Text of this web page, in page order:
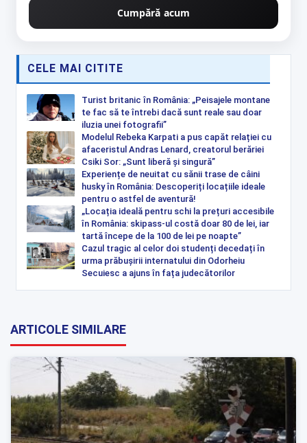
Cumpără acum
CELE MAI CITITE
Turist britanic în România: „Peisajele montane
te fac să te întrebi dacă sunt reale sau doar
iluzia unei fotografii”
Modelul Rebeka Karpati a pus capăt relației cu
afaceristul Andras Lenard, creatorul berăriei
Csiki Sor: „Sunt liberă și singură”
Experiențe de neuitat cu sănii trase de câini
husky în România: Descoperiți locațiile ideale
pentru o astfel de aventură!
„Locația ideală pentru schi la prețuri accesibile
în România: skipass-ul costă doar 80 de lei, iar
tartă începe de la 100 de lei pe noapte”
Cazul tragic al celor doi studenți decedați în
urma prăbușirii internatului din Odorheiu
Secuiesc a ajuns în fața judecătorilor
ARTICOLE SIMILARE